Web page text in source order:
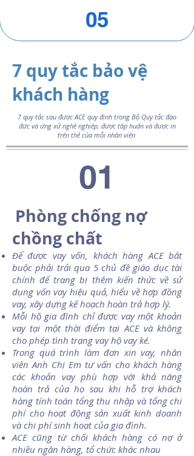
05
7 quy tắc bảo vệ
khách hàng
7 quy tắc sau được ACE quy định trong Bộ Quy tắc đạo
đức và ứng xử nghề nghiệp, được tập huấn và được in
trên thẻ của mỗi nhân viên
01
Phòng chống nợ
chồng chất
Để được vay vốn, khách hàng ACE bắt
buộc phải trải qua 5 chủ đề giáo dục tài
chính để trang bị thêm kiến thức về sử
dụng vốn vay hiệu quả, hiểu về hợp đồng
vay, xây dựng kế hoạch hoàn trả hợp lý.
Mỗi hộ gia đình chỉ được vay một khoản
vay tại một thời điểm tại ACE và không
cho phép tình trạng vay hộ vay ké.
Trong quá trình làm đơn xin vay, nhân
viên Anh Chị Em tư vấn cho khách hàng
các khoản vay phù hợp với khả năng
hoàn trả của họ sau khi hỗ trợ khách
hàng tính toán tổng thu nhập và tổng chi
phí cho hoạt động sản xuất kinh doanh
và chi phí sinh hoạt của gia đình.
ACE cũng từ chối khách hàng có nợ ở
nhiều ngân hàng, tổ chức khác nhau